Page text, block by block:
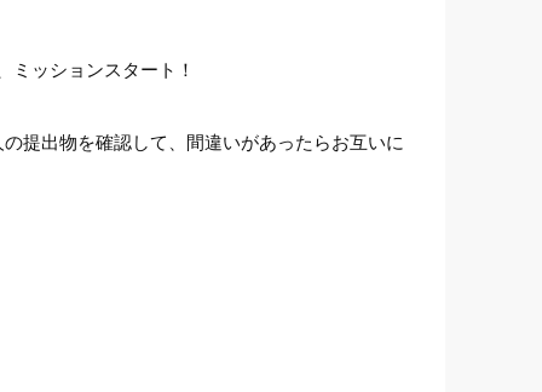
ッションスタート！
提出物を確認して、間違いがあったらお互いに